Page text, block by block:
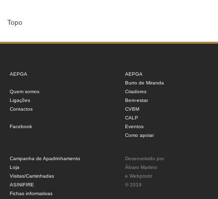
Topo
AEPGA
Quem somos
Ligações
Contactos
Facebook
AEPGA
Burro de Miranda
Criadores
Bem-estar
CVBM
CALP
Eventos
Como apoiar
Campanha de Apadrinhamento
Loja
Visitas/Caminhadas
ASINIFIRE
Fichas informativas
Desenvolvido por
Álvaro Martino
e Webprodz
© 2019